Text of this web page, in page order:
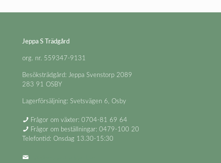
Jeppa S Trädgård
org. nr. 559347-9131
Besöksträdgård: Jeppa Svenstorp 2089
283 91 OSBY
Lagerförsäljning: Svetsvägen 6, Osby
Frågor om växter: 0704-81 69 64
Frågor om beställningar: 0479-100 20
Telefontid: Onsdag 13.30-15:30